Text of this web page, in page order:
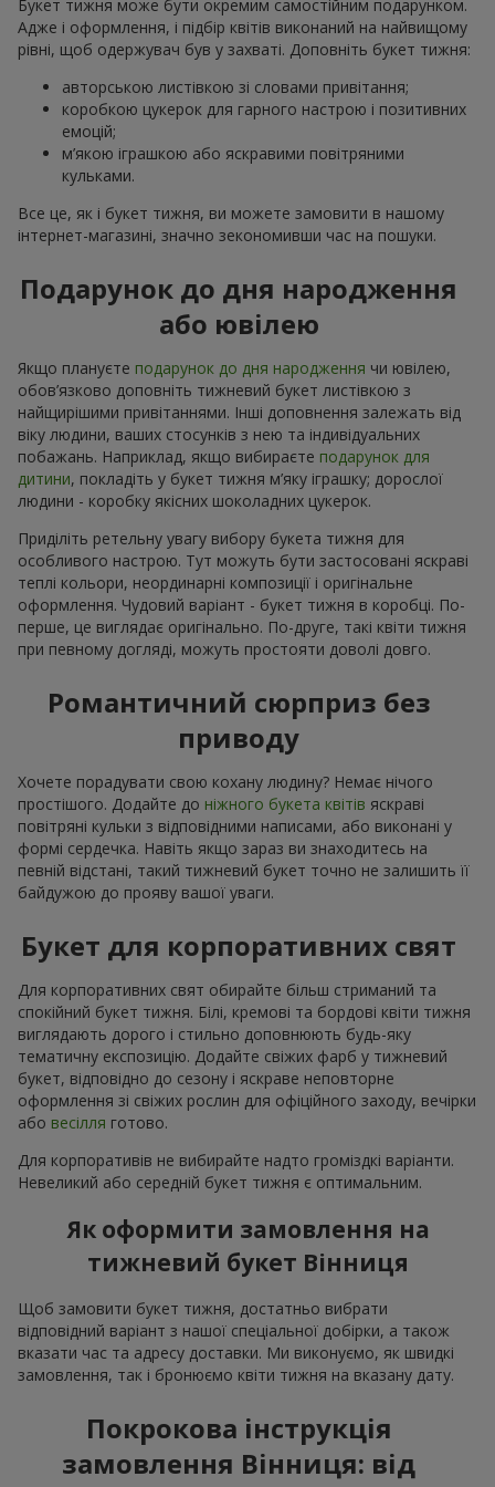
Букет тижня може бути окремим самостійним подарунком.
Адже і оформлення, і підбір квітів виконаний на найвищому
рівні, щоб одержувач був у захваті. Доповніть букет тижня:
авторською листівкою зі словами привітання;
коробкою цукерок для гарного настрою і позитивних
емоцій;
м’якою іграшкою або яскравими повітряними
кульками.
Все це, як і букет тижня, ви можете замовити в нашому
інтернет-магазині, значно зекономивши час на пошуки.
Подарунок до дня народження
або ювілею
Якщо плануєте подарунок до дня народження чи ювілею,
обов’язково доповніть тижневий букет листівкою з
найщирішими привітаннями. Інші доповнення залежать від
віку людини, ваших стосунків з нею та індивідуальних
побажань. Наприклад, якщо вибираєте подарунок для
дитини, покладіть у букет тижня м’яку іграшку; дорослої
людини - коробку якісних шоколадних цукерок.
Приділіть ретельну увагу вибору букета тижня для
особливого настрою. Тут можуть бути застосовані яскраві
теплі кольори, неординарні композиції і оригінальне
оформлення. Чудовий варіант - букет тижня в коробці. По-
перше, це виглядає оригінально. По-друге, такі квіти тижня
при певному догляді, можуть простояти доволі довго.
Романтичний сюрприз без
приводу
Хочете порадувати свою кохану людину? Немає нічого
простішого. Додайте до ніжного букета квітів яскраві
повітряні кульки з відповідними написами, або виконані у
формі сердечка. Навіть якщо зараз ви знаходитесь на
певній відстані, такий тижневий букет точно не залишить її
байдужою до прояву вашої уваги.
Букет для корпоративних свят
Для корпоративних свят обирайте більш стриманий та
спокійний букет тижня. Білі, кремові та бордові квіти тижня
виглядають дорого і стильно доповнюють будь-яку
тематичну експозицію. Додайте свіжих фарб у тижневий
букет, відповідно до сезону і яскраве неповторне
оформлення зі свіжих рослин для офіційного заходу, вечірки
або весілля готово.
Для корпоративів не вибирайте надто громіздкі варіанти.
Невеликий або середній букет тижня є оптимальним.
Як оформити замовлення на
тижневий букет Вінниця
Щоб замовити букет тижня, достатньо вибрати
відповідний варіант з нашої спеціальної добірки, а також
вказати час та адресу доставки. Ми виконуємо, як швидкі
замовлення, так і бронюємо квіти тижня на вказану дату.
Покрокова інструкція
замовлення Вінниця: від